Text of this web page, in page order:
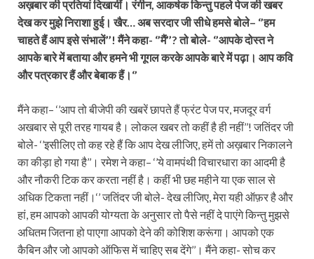
अख़बार की प्रतियां दिखायीं। रंगीन, आकर्षक किन्तु पहले पेज की खबर
देख कर मुझे निराशा हुई। खैर… अब सरदार जी सीधे हमसे बोले– ‘’हम
चाहते हैं आप इसे संभालें’’! मैंने कहा- ‘’मैं’’? तो बोले- ‘’आपके दोस्त ने
आपके बारे में बताया और हमने भी गूगल करके आपके बारे में पढ़ा। आप कवि
और पत्रकार हैं और बेबाक हैं।‘’
मैंने कहा– ‘’आप तो बीजेपी की खबरें छापते हैं फ्रंट पेज पर, मजदूर वर्ग
अखबार से पूरी तरह गायब है। लोकल खबर तो कहीं है ही नहीं’’! जतिंदर जी
बोले- ‘’इसीलिए तो कह रहे हैं कि आप देख लीजिए, हमें तो अख़बार निकालने
का कीड़ा हो गया है’’। रमेश ने कहा– ‘’ये वामपंथी विचारधारा का आदमी है
और नौकरी टिक कर करता नहीं है। कहीं भी छह महीने या एक साल से
अधिक टिकता नहीं।‘’ जतिंदर जी बोले- देख लीजिए, मेरा यही ऑफ़र है और
हां, हम आपको आपकी योग्यता के अनुसार तो पैसे नहीं दे पाएंगे किन्तु मुझसे
अधितम जितना हो पाएगा आपको देने की कोशिश करूंगा। आपको एक
कैबिन और जो आपको ऑफिस में चाहिए सब देंगे’’। मैंने कहा- सोच कर